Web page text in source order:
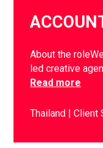
About the
led creative
Read more
Thailand Client